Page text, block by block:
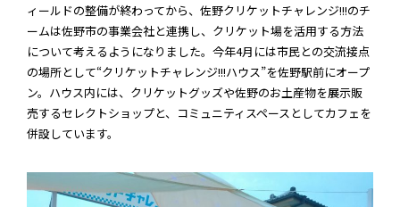
ィールドの整備が終わってから、佐野クリケットチャレンジ!!!のチ
ームは佐野市の事業会社と連携し、クリケット場を活用する方法
について考えるようになりました。今年4月 には市民との交流接点
の場所として“クリケットチャレンジ!!!ハウス”を佐野駅前にオープ
ン。ハウス内には、クリケットグッズや佐野のお土産物を展示販
売するセレクトショップと、コミュニティスペースとしてカフェを
併設しています。